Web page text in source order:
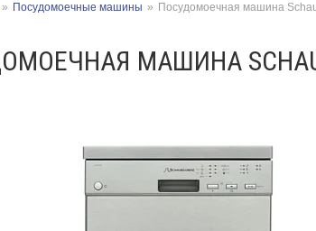
» Посудомоечные машины » Посудомоечная машина
МАШИНА